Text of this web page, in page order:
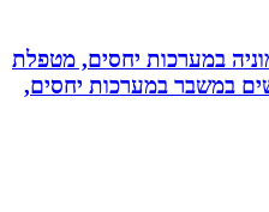
במערכות יחסים, מטפלת
במשבר במערכות יחסים,